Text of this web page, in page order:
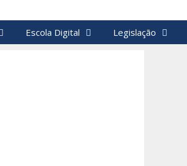
Escola Digital Legislação